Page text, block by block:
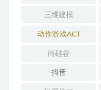
三维建模
动作游戏ACT
尚硅谷
抖音